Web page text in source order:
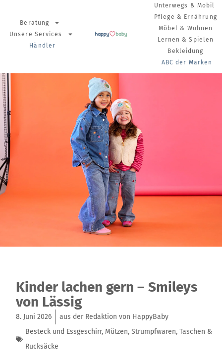
Beratung
Unsere Services
Händler
Unterwegs & Mobil
Pflege & Ernährung
Möbel & Wohnen
Lernen & Spielen
Bekleidung
ABC der Marken
Kinder lachen gern – Smileys
von Lässig
8. Juni 2026
aus der Redaktion von HappyBaby
Besteck und Essgeschirr, Mützen,Strumpfwaren,Taschen &
Rucksäcke